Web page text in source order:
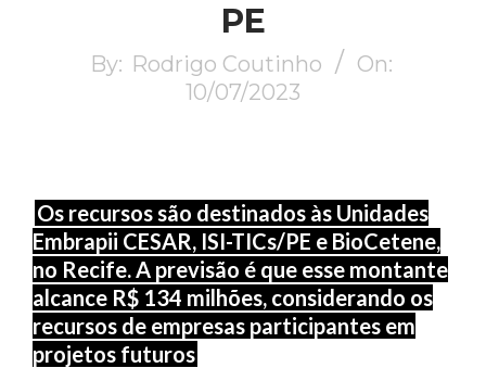
PE
By: Rodrigo Coutinho
On:
10/07/2023
Os recursos são destinados às Unidades
Embrapii CESAR, ISI-TICs/PE e BioCetene,
no Recife. A previsão é que esse montante
alcance R$ 134 milhões, considerando os
recursos de empresas participantes em
projetos futuros